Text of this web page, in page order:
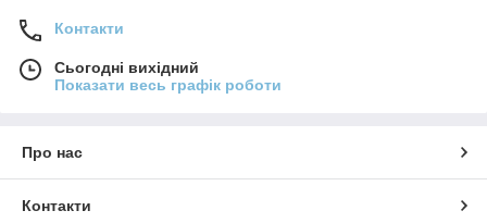
Контакти
Сьогодні вихідний
Показати весь графік роботи
Про нас
Контакти